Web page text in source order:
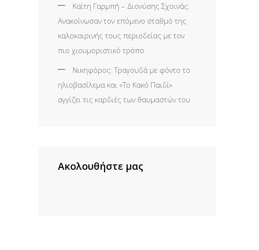
Καίτη Γαρμπή – Διονύσης Σχοινάς:
Ανακοίνωσαν τον επόμενο σταθμό της
καλοκαιρινής τους περιοδείας με τον
πιο χιουμοριστικό τρόπο
Νικηφόρος: Τραγουδά με φόντο το
ηλιοβασίλεμα και «Το Κακό Παιδί»
αγγίζει τις καρδιές των θαυμαστών του
Ακολουθήστε μας